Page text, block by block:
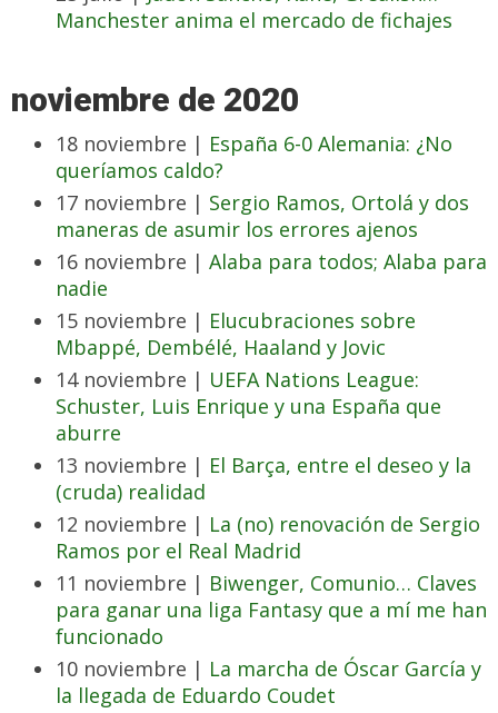
Manchester anima el mercado de fichajes
noviembre de 2020
18 noviembre | España 6-0 Alemania: ¿No
queríamos caldo?
17 noviembre | Sergio Ramos, Ortolá y dos
maneras de asumir los errores ajenos
16 noviembre | Alaba para todos; Alaba para
nadie
15 noviembre | Elucubraciones sobre
Mbappé, Dembélé, Haaland y Jovic
14 noviembre | UEFA Nations League:
Schuster, Luis Enrique y una España que
aburre
13 noviembre | El Barça, entre el deseo y la
(cruda) realidad
12 noviembre | La (no) renovación de Sergio
Ramos por el Real Madrid
11 noviembre | Biwenger, Comunio… Claves
para ganar una liga Fantasy que a mí me han
funcionado
10 noviembre | La marcha de Óscar García y
la llegada de Eduardo Coudet